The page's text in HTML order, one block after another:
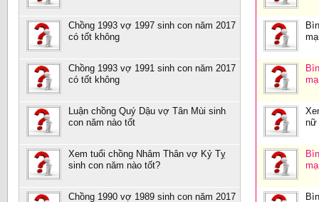
Chồng 1993 vợ 1997 sinh con năm 2017
có tốt không
Chồng 1993 vợ 1991 sinh con năm 2017
có tốt không
Luận chồng Quý Dậu vợ Tân Mùi sinh
con năm nào tốt
Xem tuổi chồng Nhâm Thân vợ Kỷ Tỵ
sinh con năm nào tốt?
Chồng 1990 vợ 1989 sinh con năm 2017
nữ